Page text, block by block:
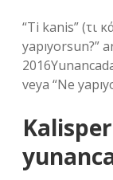
“Ti kanis” (τι
yapıyorsun?”
veya “Ne